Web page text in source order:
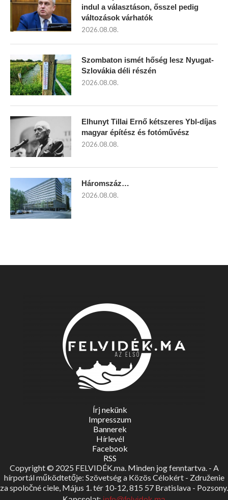
indul a választáson, ősszel pedig
változások várhatók
2026.08.08.
Szombaton ismét hőség lesz Nyugat-
Szlovákia déli részén
2026.08.08.
Elhunyt Tillai Ernő kétszeres Ybl-díjas
magyar építész és fotóművész
2026.08.08.
Háromszáz…
2026.08.08.
Írj nekünk
Impresszum
Bannerek
Hírlevél
Facebook
RSS
Copyright © 2025 FELVIDÉK.ma. Minden jog fenntartva. - A
hírportál működtetője: Szövetség a Közös Célokért - Združenie
za spoločné ciele, Május 1. tér 10-12, 815 57 Bratislava - Pozsony.